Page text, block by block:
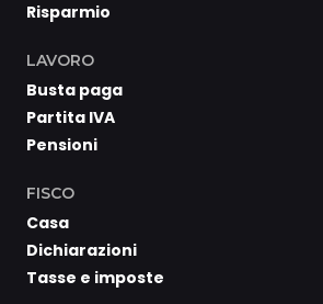
Risparmio
LAVORO
Busta paga
Partita IVA
Pensioni
FISCO
Casa
Dichiarazioni
Tasse e imposte